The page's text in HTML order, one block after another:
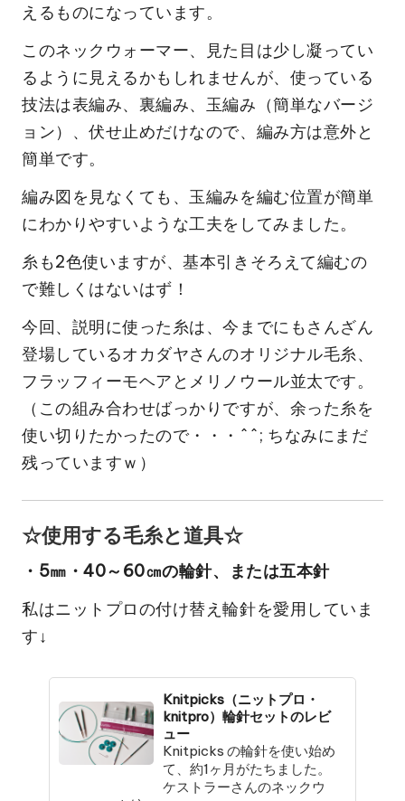
えるものになっています。
このネックウォーマー、見た目は少し凝ってい
るように見えるかもしれませんが、使っている
技法は表編み、裏編み、玉編み（簡単なバージ
ョン）、伏せ止めだけなので、編み方は意外と
簡単です。
編み図を見なくても、玉編みを編む位置が簡単
にわかりやすいような工夫をしてみました。
糸も2色使いますが、基本引きそろえて編むの
で難しくはないはず！
今回、説明に使った糸は、今までにもさんざん
登場しているオカダヤさんのオリジナル毛糸、
フラッフィーモヘアとメリノウール並太です。
（この組み合わせばっかりですが、余った糸を
使い切りたかったので・・・^^; ちなみにまだ
残っていますｗ）
☆使用する毛糸と道具☆
・5㎜・40～60㎝の輪針、または五本針
私はニットプロの付け替え輪針を愛用していま
す↓
Knitpicks（ニットプロ・
knitpro）輪針セットのレビ
ュー
Knitpicks の輪針を使い始め
て、約1ヶ月がたちました。
ケストラーさんのネックウ